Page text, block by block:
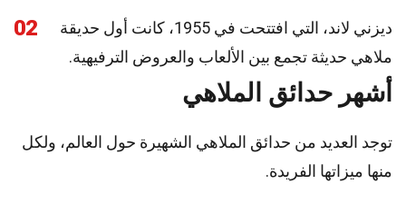
02
ديزني لاند، التي افتتحت في 1955، كانت أول حديقة
ملاهي حديثة تجمع بين الألعاب والعروض الترفيهية.
أشهر حدائق الملاهي
توجد العديد من حدائق الملاهي الشهيرة حول العالم، ولكل
منها ميزاتها الفريدة.